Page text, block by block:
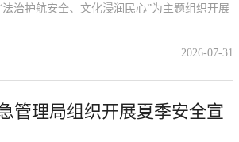
治护航安全、文化浸润民心”为主题组织开展
2026-07-31
理局组织开展夏季安全宣